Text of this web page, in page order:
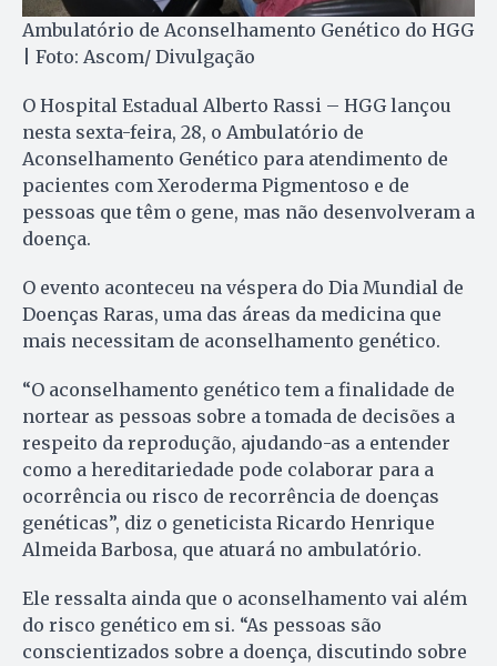
Ambulatório de Aconselhamento Genético do HGG
| Foto: Ascom/ Divulgação
O Hospital Estadual Alberto Rassi – HGG lançou
nesta sexta-feira, 28, o Ambulatório de
Aconselhamento Genético para atendimento de
pacientes com Xeroderma Pigmentoso e de
pessoas que têm o gene, mas não desenvolveram a
doença.
O evento aconteceu na véspera do Dia Mundial de
Doenças Raras, uma das áreas da medicina que
mais necessitam de aconselhamento genético.
“O aconselhamento genético tem a finalidade de
nortear as pessoas sobre a tomada de decisões a
respeito da reprodução, ajudando-as a entender
como a hereditariedade pode colaborar para a
ocorrência ou risco de recorrência de doenças
genéticas”, diz o geneticista Ricardo Henrique
Almeida Barbosa, que atuará no ambulatório.
Ele ressalta ainda que o aconselhamento vai além
do risco genético em si. “As pessoas são
conscientizados sobre a doença, discutindo sobre